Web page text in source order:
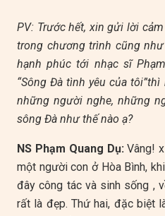
modal
window.
No compatible source
PV: Trước hết, xin gửi lời
trong chương trình cũng
hạnh phúc tới nhạc sĩ
“Sông Đà tình yêu của
những người nghe, những
sông Đà như thế nào ạ?
NS Phạm Quang Dụ:Vâng!
một người con ở Hòa Bình,
đây công tác và sinh sống ,
rất là đẹp. Thứ hai, đặc biệt